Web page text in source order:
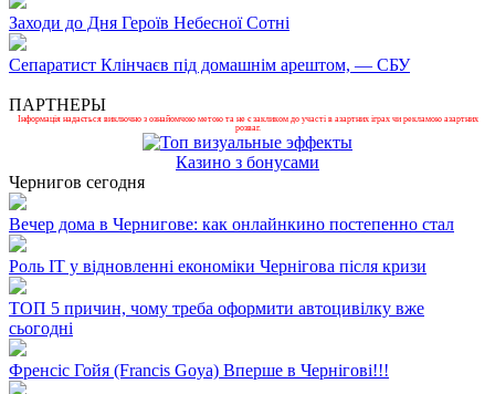
Заходи до Дня Героїв Небесної Сотні
Сепаратист Клінчаєв під домашнім арештом, — СБУ
ПАРТНЕРЫ
Інформація надається виключно з ознайомчою метою та не є закликом до участі в азартних іграх чи рекламою азартних
розваг.
Казино з бонусами
Чернигов сегодня
Вечер дома в Чернигове: как онлайнкино постепенно стал
Роль ІТ у відновленні економіки Чернігова після кризи
ТОП 5 причин, чому треба оформити автоцивілку вже
сьогодні
Френсіс Гойя (Francis Goya) Вперше в Чернігові!!!